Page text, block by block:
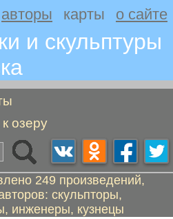
авторы карты о сайте
и скульптуры
озеру
249 произведений,
скульпторы,
инженеры, кузнецы